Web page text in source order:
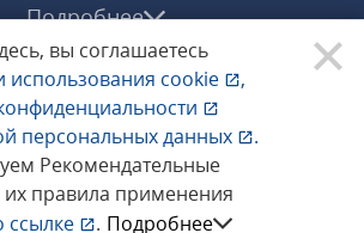
вы соглашаетесь
использования cookie
,
персональных данных
.
Рекомендательные
их правила применения
ссылке . Подробнее
Подробнее
«1С‑Рарус» ®. Все права
защищены.
об ошибке